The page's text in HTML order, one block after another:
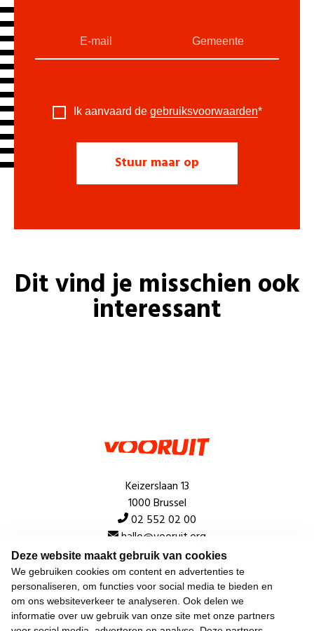
Deze website maakt gebruik van cookies
We gebruiken cookies om content en advertenties te
personaliseren, om functies voor social media te bieden en
om ons websiteverkeer te analyseren. Ook delen we
informatie over uw gebruik van onze site met onze partners
Ik aanvaard de gebruiksvoorwaarden*
Dit vind je misschien ook
interessant
Keizerslaan 13
1000 Brussel
02 552 02 00
hallo@vooruit.org
Snel
Over de beweging